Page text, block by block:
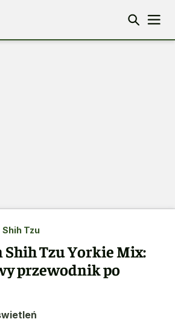
Shih Tzu
Tzu Yorkie Mix:
przewodnik po